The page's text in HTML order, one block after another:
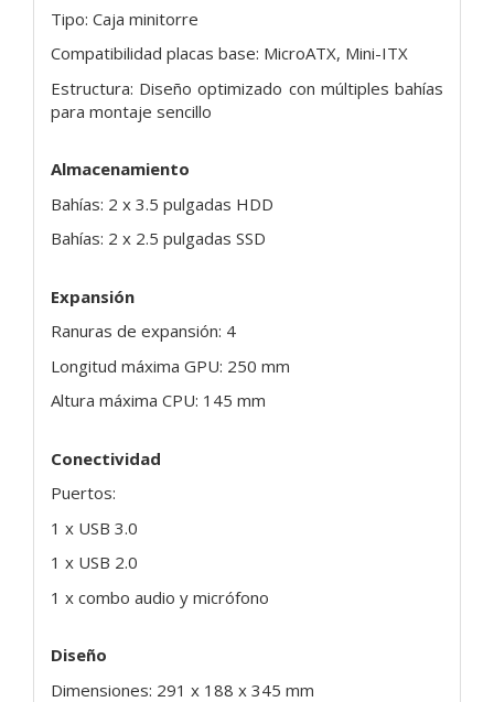
Tipo: Caja minitorre
Compatibilidad placas base: MicroATX, Mini-ITX
Estructura: Diseño optimizado con múltiples bahías
para montaje sencillo
Almacenamiento
Bahías: 2 x 3.5 pulgadas HDD
Bahías: 2 x 2.5 pulgadas SSD
Expansión
Ranuras de expansión: 4
Longitud máxima GPU: 250 mm
Altura máxima CPU: 145 mm
Conectividad
Puertos:
1 x USB 3.0
1 x USB 2.0
1 x combo audio y micrófono
Diseño
Dimensiones: 291 x 188 x 345 mm